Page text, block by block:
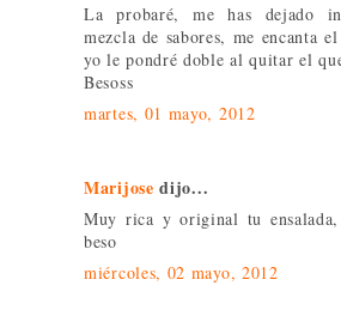
La probaré, me has dejado
mezcla de sabores, me encanta
yo le pondré doble al quitar el
Besoss
martes, 01 mayo, 2012
Marijose dijo...
Muy rica y original tu
beso
miércoles, 02 mayo, 2012